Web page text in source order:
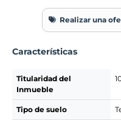
Realizar una
Características
Titularidad del
Inmueble
Tipo de suelo